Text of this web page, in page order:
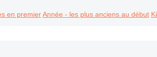
en premier Année - les plus anciens au début